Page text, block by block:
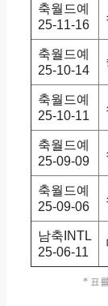
축월드예
25-11-16
축월드예
25-10-14
축월드예
25-10-11
축월드예
25-09-09
축월드예
25-09-06
남축INTL
25-06-11
* 표